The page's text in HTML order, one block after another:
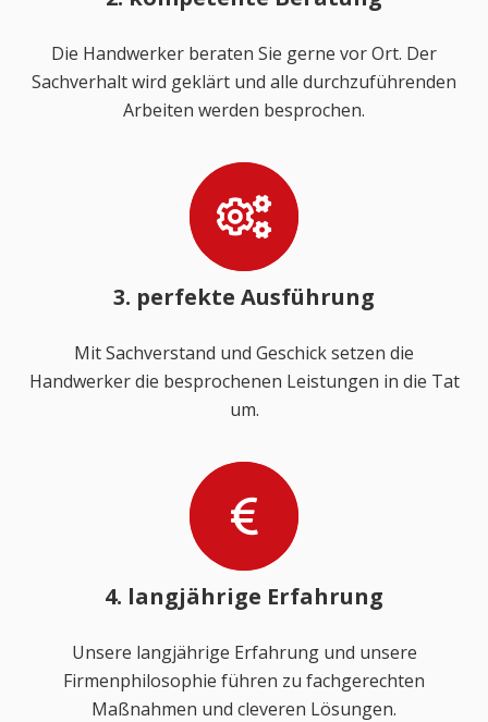
Die Handwerker beraten Sie gerne vor Ort. Der
Sachverhalt wird geklärt und alle durchzuführenden
Arbeiten werden besprochen.
3. perfekte Ausführung
Mit Sachverstand und Geschick setzen die
Handwerker die besprochenen Leistungen in die Tat
um.
4. langjährige Erfahrung
Unsere langjährige Erfahrung und unsere
Firmenphilosophie führen zu fachgerechten
Maßnahmen und cleveren Lösungen.